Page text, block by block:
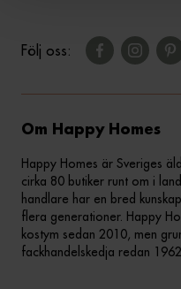
Följ oss:
Om Happy Homes
Happy Homes är Sveriges
cirka 80 butiker runt om i
handlare har en bred
flera generationer. Happy
kostym sedan 2010, men
fackhandelskedja redan